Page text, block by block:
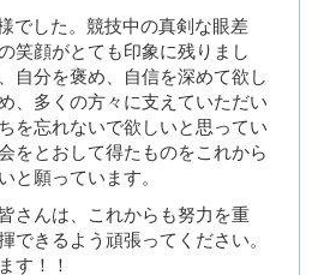
でした。競技中の真剣な眼差
笑顔がとても印象に残りまし
自分を褒め、自信を深めて欲し
、多くの方々に支えていただい
を忘れないで欲しいと思ってい
をとおして得たものをこれから
と願っています。
さんは、これからも努力を重
できるよう頑張ってください。
す！！